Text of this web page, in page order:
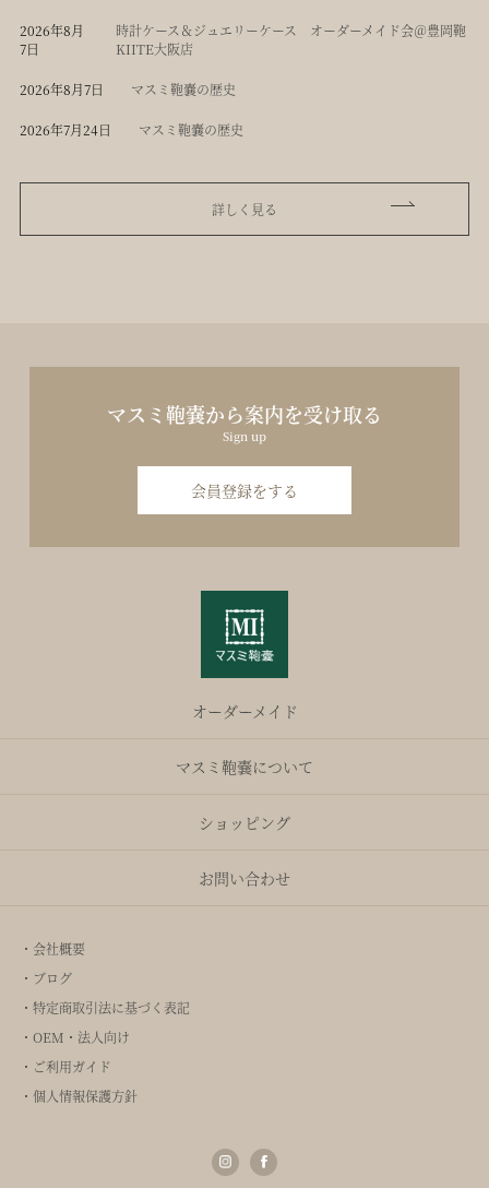
2026年8月
7日
時計ケース＆ジュエリーケース オーダーメイド会＠豊岡鞄
KIITE大阪店
2026年8月7日 マスミ鞄嚢の歴史
2026年7月24日 マスミ鞄嚢の歴史
詳しく見る
マスミ鞄嚢から案内を受け取る
Sign up
会員登録をする
オーダーメイド
マスミ鞄嚢について
ショッピング
お問い合わせ
・会社概要
・ブログ
・特定商取引法に基づく表記
・OEM・法人向け
・ご利用ガイド
・個人情報保護方針